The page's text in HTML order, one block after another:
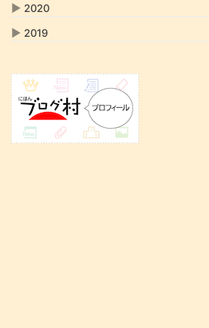
▶ 2020
▶ 2019